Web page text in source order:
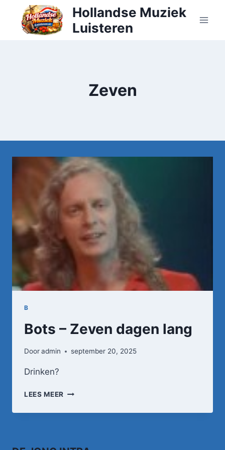
Doorgaan
inhoud
Hollandse Muziek
Luisteren
Zeven
B
Bots – Zeven dagen lang
Dooradmin september 20, 2025
Drinken?
LEES MEER BOTS
ZEVEN